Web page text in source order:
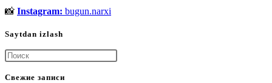
📸 Instagram: bugun.narxi
Saytdan izlash
Свежие записи